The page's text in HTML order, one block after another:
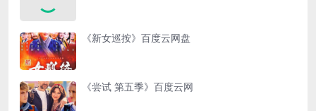
《新女巡按》百度云网盘
《尝试 第五季》百度云网